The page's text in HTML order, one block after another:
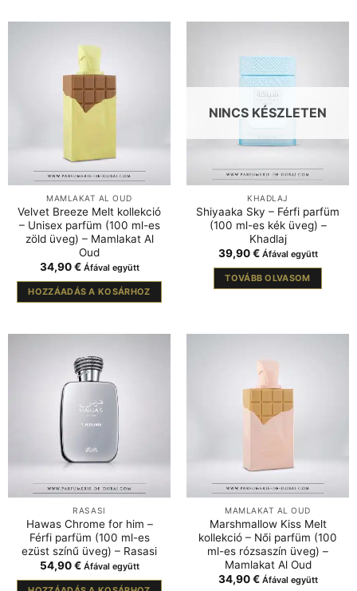
MAMLAKAT AL OUD
Velvet Breeze Melt kollekció
– Unisex parfüm (100 ml-es
zöld üveg) – Mamlakat Al
Oud
34,90€ Áfával együtt
HOZZÁADÁS A KOSÁRHOZ
NINCS KÉSZLETEN
KHADLAJ
Shiyaaka Sky – Férfi parfüm
(100 ml-es kék üveg) –
Khadlaj
39,90€ Áfával együtt
TOVÁBB OLVASOM
RASASI
Hawas Chrome for him –
Férfi parfüm (100 ml-es
ezüst színű üveg) – Rasasi
54,90€ Áfával együtt
MAMLAKAT AL OUD
Marshmallow Kiss Melt
kollekció – Női parfüm (100
ml-es rózsaszín üveg) –
Mamlakat Al Oud
34,90€ Áfával együtt